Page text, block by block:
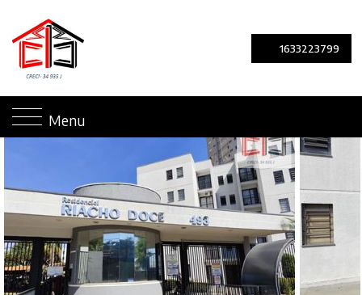
1633223799
Menu